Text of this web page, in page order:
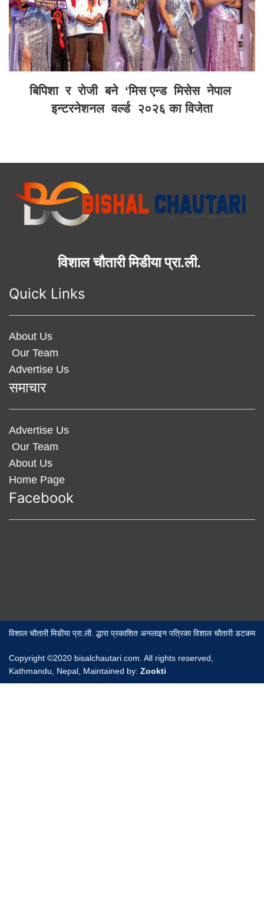
बिपिशा र रोजी बने ‘मिस एन्ड मिसेस नेपाल
इन्टरनेशनल वर्ल्ड २०२६ का विजेता
विशाल चौतारी मिडीया प्रा.ली.
Quick Links
About Us
Our Team
Advertise Us
समाचार
Advertise Us
Our Team
About Us
Home Page
Facebook
विशाल चौतारी मिडीया प्रा.ली. द्धारा प्रकाशित अनलाइन पत्रिका विशाल चौतारी डटकम
Copyright ©2020 bisalchautari.com. All rights reserved,
Kathmandu, Nepal, Maintained by: Zookti